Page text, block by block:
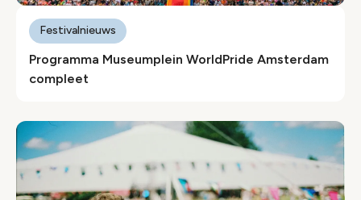
Programma Museumplein WorldPride Amsterdam
compleet
Festivalnieuws